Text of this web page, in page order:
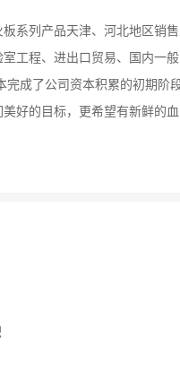
系列产品天津、河北地区销
工程、进出口贸易、国内一
成了公司资本积累的初期阶
好的目标，更希望有新鲜的